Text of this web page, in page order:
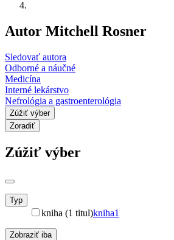
Autor Mitchell Rosner
Sledovať autora
Odborné a náučné
Medicína
Interné lekárstvo
Nefrológia a gastroenterológia
Zúžiť výber
Zoradiť
Zúžiť výber
Typ
kniha (1 titul)kniha1
Zobraziť iba